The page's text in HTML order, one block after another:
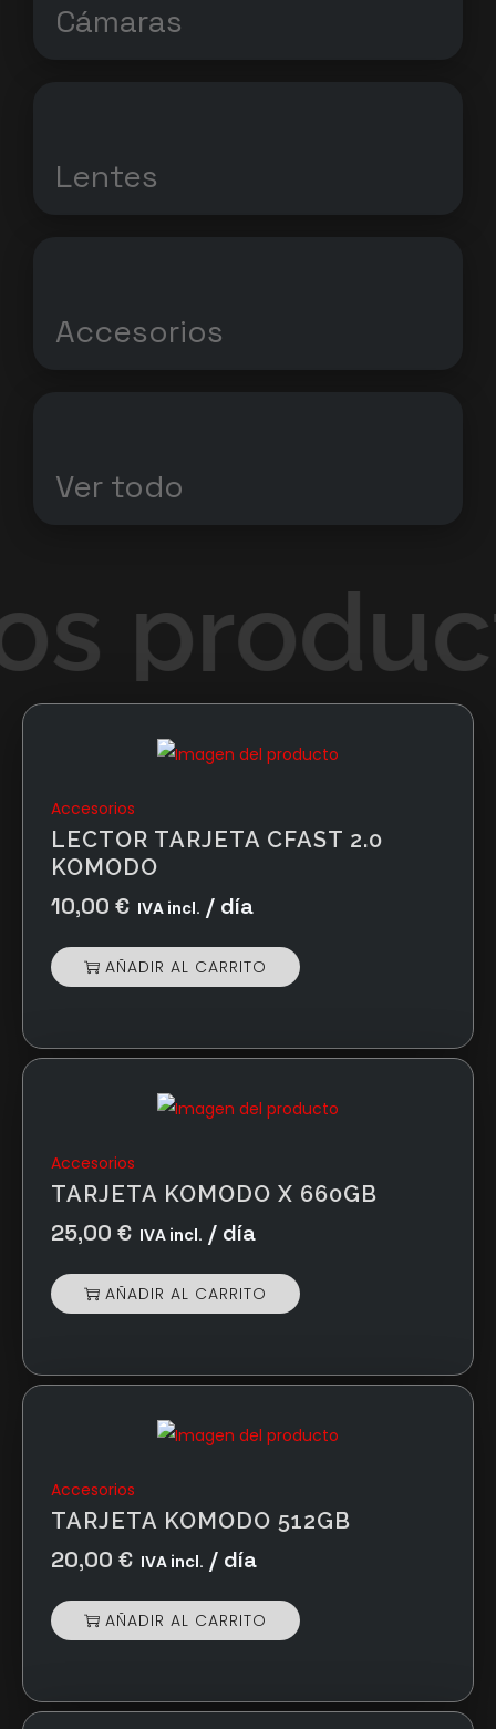
Cámaras
Lentes
Accesorios
Ver todo
Accesorios
LECTOR TARJETA CFAST 2.0
KOMODO
10,00 € IVA incl. / día
AÑADIR AL CARRITO
Accesorios
TARJETA KOMODO X 660GB
25,00 € IVA incl. / día
AÑADIR AL CARRITO
Accesorios
TARJETA KOMODO 512GB
20,00 € IVA incl. / día
AÑADIR AL CARRITO